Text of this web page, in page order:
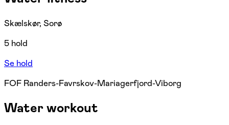
Skælskør, Sorø
5 hold
Se hold
FOF Randers-Favrskov-Mariagerfjord-Viborg
Water workout